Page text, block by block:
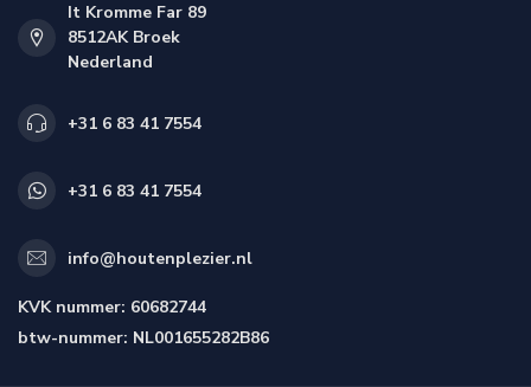
It Kromme Far 89
8512AK Broek
Nederland
+31 6 83 41 7554
+31 6 83 41 7554
info@houtenplezier.nl
KVK nummer: 60682744
btw-nummer: NL001655282B86